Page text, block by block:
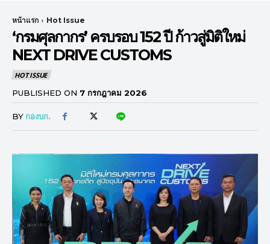
หน้าแรก Hot Issue
‘กรมศุลกากร’ ครบรอบ 152 ปี ก้าวสู่มิติใหม่
NEXT DRIVE CUSTOMS
HOT ISSUE
PUBLISHED ON 7 กรกฎาคม 2026
BY กองบก.